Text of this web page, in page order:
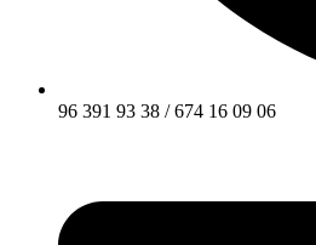
96 391 93 38 / 674 16 09 06